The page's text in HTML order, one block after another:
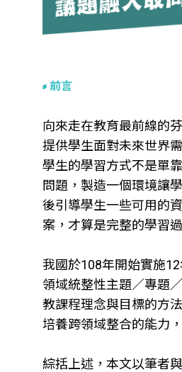
前言
向來走在教育最前線的
提供學生面對未來世界
學生的學習方式不是單
問題，製造一個環境讓
後引導學生一些可用的
案，才算是完整的學習
我國於108年開始實施
領域統整性主題／專題
教課程理念與目標的方
培養跨領域整合的能力
綜括上述，本文以筆者